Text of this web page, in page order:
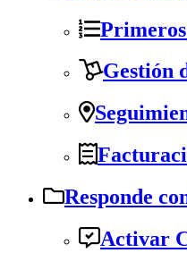
Primeros
Gestión
Responde
Activar